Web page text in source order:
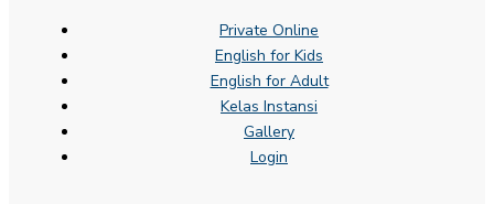
Private Online
English for Kids
English for Adult
Kelas Instansi
Gallery
Login